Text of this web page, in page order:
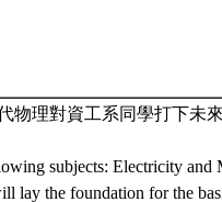
物理對資工系同學打下未
subjects: Electricity and
lay the foundation for the